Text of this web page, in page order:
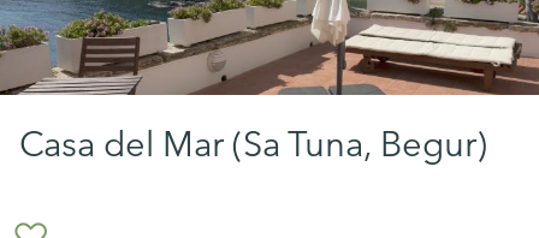
Casa del Mar (Sa Tuna, Begur)